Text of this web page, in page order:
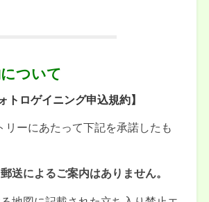
ついて
トロゲイニング申込規約】
リーにあたって下記を承諾したも
送によるご案内はありません。